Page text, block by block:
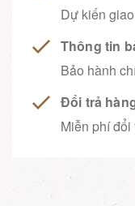
Dự kiến
Thông tin
Bảo hành
Đổi trả
Miễn phí đổi